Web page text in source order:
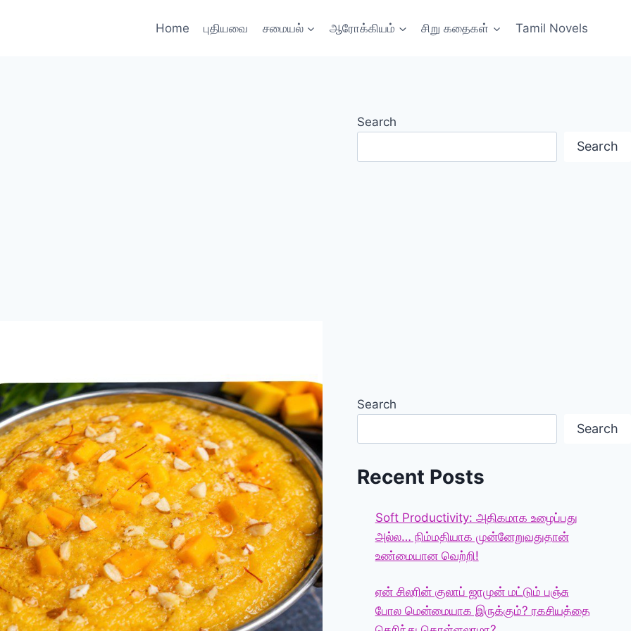
Home புதியவை சமையல் ஆரோக்கியம் சிறு கதைகள் Tamil Novels
Search
Search
Search
Search
Recent Posts
Soft Productivity: அதிகமாக உழைப்பது
அல்ல… நிம்மதியாக முன்னேறுவதுதான்
உண்மையான வெற்றி!
ஏன் சிலரின் குலாப் ஜாமுன் மட்டும் பஞ்சு
போல மென்மையாக இருக்கும்? ரகசியத்தை